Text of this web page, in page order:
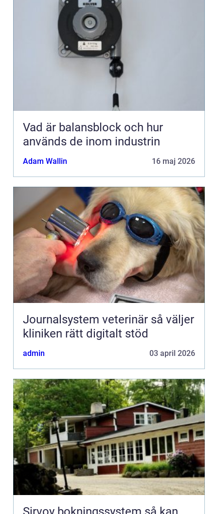
Vad är balansblock och hur
används de inom industrin
Adam Wallin 16 maj 2026
Journalsystem veterinär så väljer
kliniken rätt digitalt stöd
admin 03 april 2026